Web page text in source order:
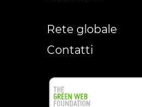
Rete globale
Contatti